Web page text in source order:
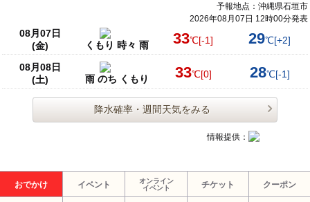
予報地点：沖縄県石垣市
2026年08月07日 12時00分発表
08月07日
(金)
くもり 時々 雨 33℃[-1] 29℃[+2]
08月08日
(土)
雨 のち くもり 33℃[0] 28℃[-1]
降水確率・週間天気をみる
情報提供：
おでかけ イベント
オンライン
イベント
チケット クーポン